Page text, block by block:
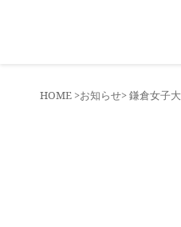
HOME >お知らせ> 鎌倉女子